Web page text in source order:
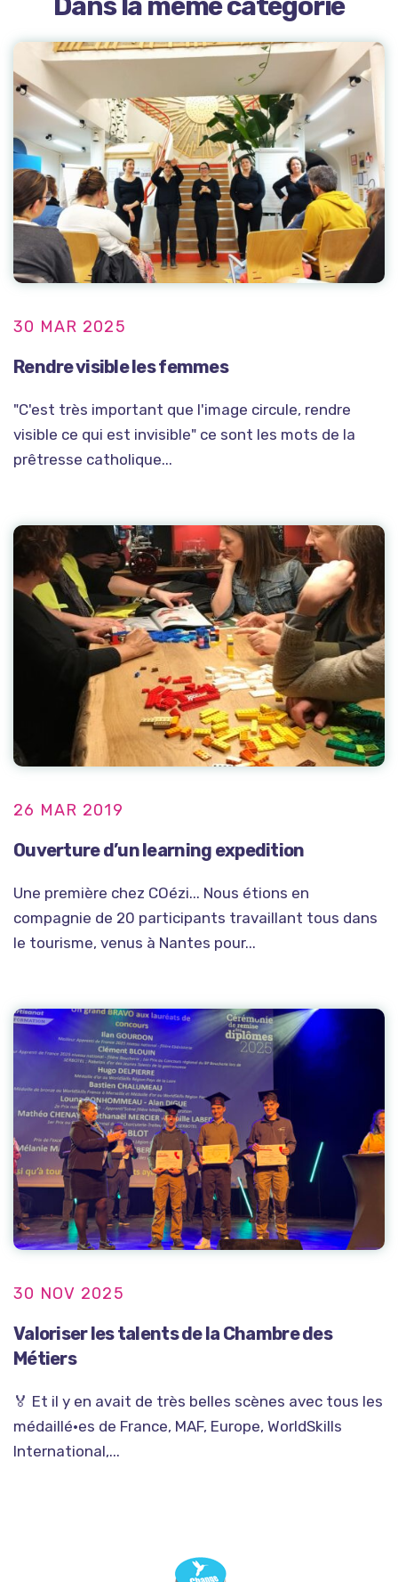
30 MAR 2025
Rendre visible les femmes
"C'est très important que l'image circule, rendre
visible ce qui est invisible" ce sont les mots de la
prêtresse catholique...
26 MAR 2019
Ouverture d’un learning expedition
Une première chez COézi... Nous étions en
compagnie de 20 participants travaillant tous dans
le tourisme, venus à Nantes pour...
30 NOV 2025
Valoriser les talents de la Chambre des
Métiers
🏅 Et il y en avait de très belles scènes avec tous les
médaillé·es de France, MAF, Europe, WorldSkills
International,...